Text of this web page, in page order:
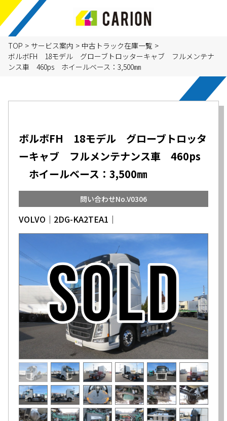
TOP > サービス案内 > 中古トラック在庫一覧 >
ボルボFH 18モデル グローブトロッターキャブ フルメンテナ
ンス車 460ps ホイールベース：3,500㎜
ボルボFH 18モデル グローブトロッタ
ーキャブ フルメンテナンス車 460ps
ホイールベース：3,500㎜
問い合わせNo.V0306
VOLVO│2DG-KA2TEA1│